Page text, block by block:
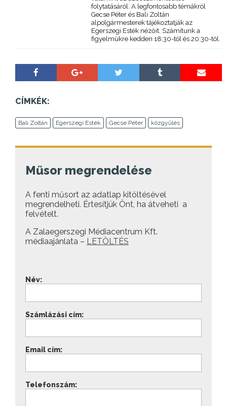
folytatásáról. A legfontosabb témákról
Gecse Péter és Bali Zoltán
alpolgármesterek tájékoztatják az
Egerszegi Esték nézőit. Számítunk a
figyelmükre kedden 18:30-tól és 20:30-tól.
CÍMKÉK:
Bali Zoltán Egerszegi Esték Gecse Péter közgyűlés
Műsor megrendelése
A fenti műsort az adatlap kitöltésével
megrendelheti. Értesítjük Önt, ha átveheti a
felvételt.
A Zalaegerszegi Médiacentrum Kft.
médiaajánlata – LETÖLTÉS
Név:
Számlázási cím:
Email cím:
Telefonszám: